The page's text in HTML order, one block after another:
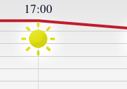
17:00